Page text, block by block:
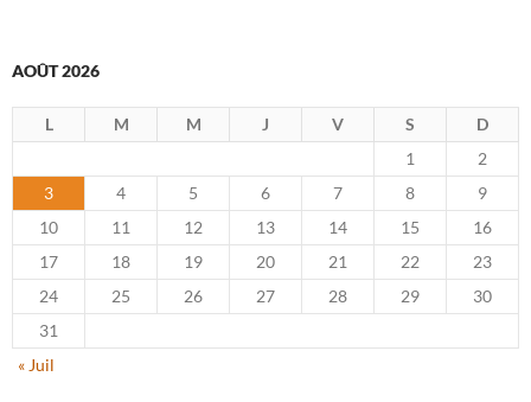
AOÛT 2026
L M M J V S
D
1
2
3
4 5 6 7 8
9
10
11 12 13 14 15
16
17
18 19 20 21 22
23
24
25 26 27 28 29
30
31
« Juil